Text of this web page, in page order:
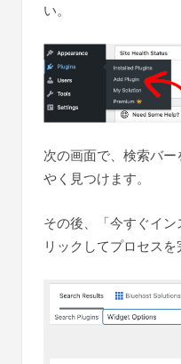
い。
次の画面で、検索バ
やく見つけます。
その後、「今すぐイ
リックしてプロセスを